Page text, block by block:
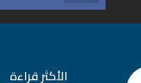
الأكثر قراءة